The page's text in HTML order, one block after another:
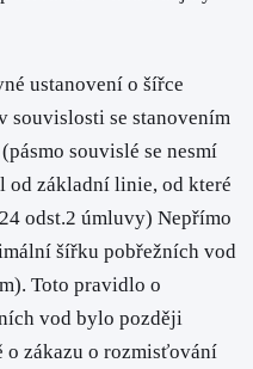
ustanovení o šířce
souvislosti se stanovením
souvislé se nesmí
od základní linie, od které
odst.2 úmluvy) Nepřímo
šířku pobřežních vod
Toto pravidlo o
vod bylo později
o zákazu o rozmisťování